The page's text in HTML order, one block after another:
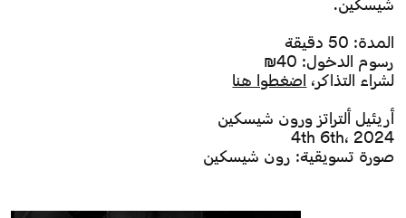
شيسكين.
المدة: 50 دقيقة
رسوم الدخول: 40₪
لشراء التذاكر، اضغطوا هنا
أريئيل ألتراتز ورون شيسكين
4th 6th، 2024
صورة تسويقية: رون شيسكين